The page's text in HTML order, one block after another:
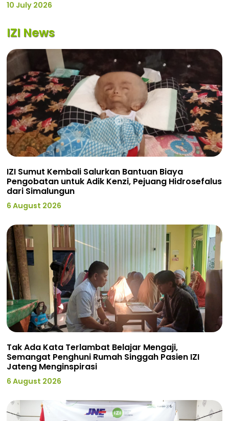
10 July 2026
IZI News
IZI Sumut Kembali Salurkan Bantuan Biaya
Pengobatan untuk Adik Kenzi, Pejuang Hidrosefalus
dari Simalungun
6 August 2026
Tak Ada Kata Terlambat Belajar Mengaji,
Semangat Penghuni Rumah Singgah Pasien IZI
Jateng Menginspirasi
6 August 2026